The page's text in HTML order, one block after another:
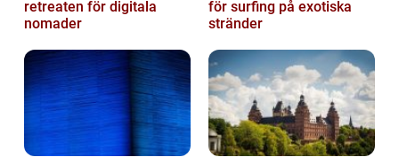
retreaten för digitala
nomader
för surfing på exotiska
stränder